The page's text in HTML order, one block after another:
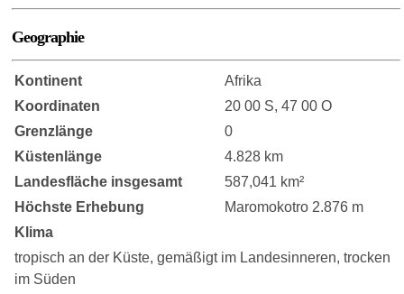
Geographie
Kontinent
Afrika
Koordinaten
20 00 S, 47 00 O
Grenzlänge
0
Küstenlänge
4.828 km
Landesfläche insgesamt
587,041 km²
Höchste Erhebung
Maromokotro 2.876 m
Klima
tropisch an der Küste, gemäßigt im Landesinneren, trocken
im Süden